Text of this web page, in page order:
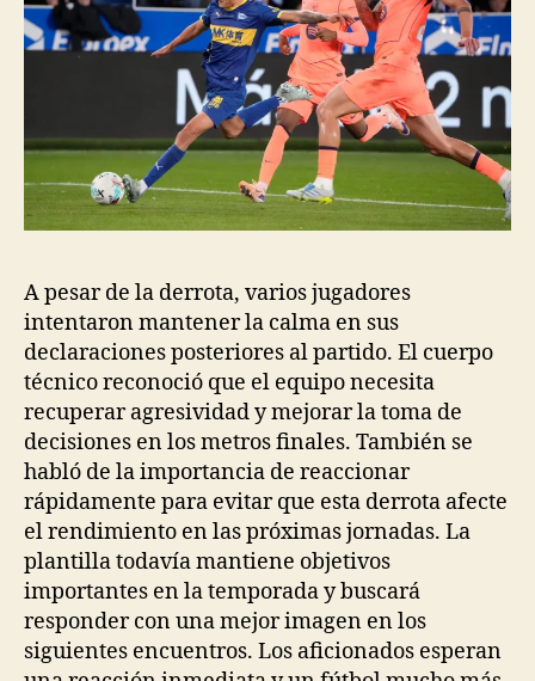
A pesar de la derrota, varios jugadores
intentaron mantener la calma en sus
declaraciones posteriores al partido. El cuerpo
técnico reconoció que el equipo necesita
recuperar agresividad y mejorar la toma de
decisiones en los metros finales. También se
habló de la importancia de reaccionar
rápidamente para evitar que esta derrota afecte
el rendimiento en las próximas jornadas. La
plantilla todavía mantiene objetivos
importantes en la temporada y buscará
responder con una mejor imagen en los
siguientes encuentros. Los aficionados esperan